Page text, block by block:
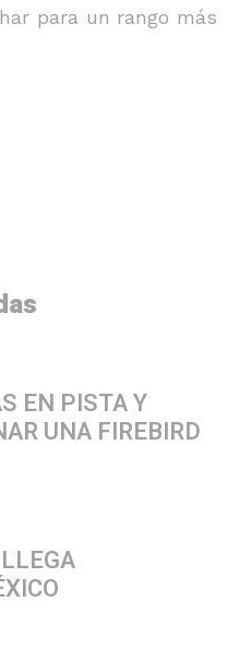
para un rango más
EN PISTA Y
UNA FIREBIRD